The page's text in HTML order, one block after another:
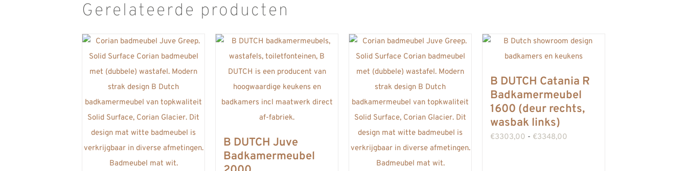
Gerelateerde producten
B DUTCH Juve
Badkamermeubel
B DUTCH Catania R
Badkamermeubel
1600 (deur rechts,
wasbak links)
€3303,00 - €3348,00